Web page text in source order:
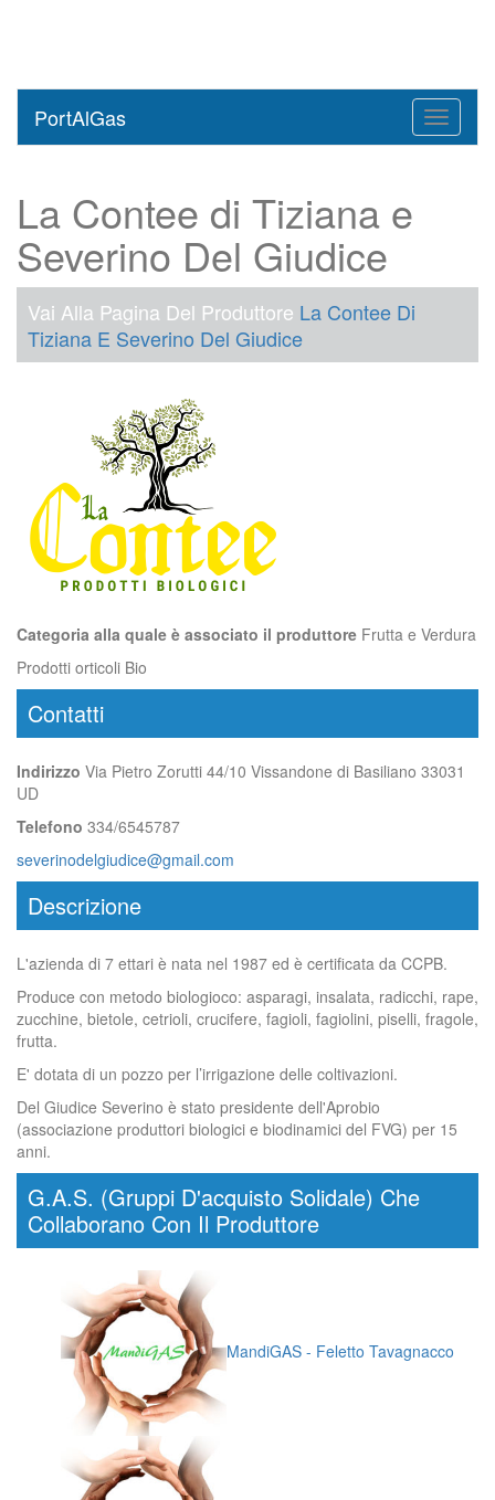
Toggle
PortAlGas
La Contee di Tiziana e
Severino Del Giudice
Vai Alla Pagina Del Produttore La Contee Di
Tiziana E Severino Del Giudice
Categoria alla quale è associato il produttore Frutta e Verdura
Prodotti orticoli Bio
Contatti
Indirizzo Via Pietro Zorutti 44/10 Vissandone di Basiliano 33031
UD
Telefono 334/6545787
severinodelgiudice@gmail.com
Descrizione
L'azienda di 7 ettari è nata nel 1987 ed è certificata da CCPB.
Produce con metodo biologioco: asparagi, insalata, radicchi, rape,
zucchine, bietole, cetrioli, crucifere, fagioli, fagiolini, piselli, fragole,
frutta.
E' dotata di un pozzo per l’irrigazione delle coltivazioni.
Del Giudice Severino è stato presidente dell'Aprobio
(associazione produttori biologici e biodinamici del FVG) per 15
anni.
G.A.S. (Gruppi D'acquisto Solidale) Che
Collaborano Con Il Produttore
MandiGAS - Feletto Tavagnacco